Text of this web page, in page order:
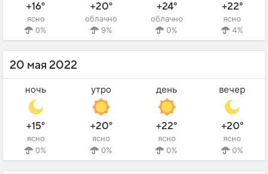
+16°
ясно
0%
+20°
облачно
9%
+24°
облачно
0%
+22°
ясно
4%
20 мая 2022
ночь
+15°
ясно
0%
утро
+20°
ясно
0%
день
+22°
ясно
0%
вечер
+20°
ясно
0%